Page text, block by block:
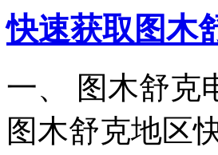
快速获取图木
一、 图木舒克
图木舒克地区